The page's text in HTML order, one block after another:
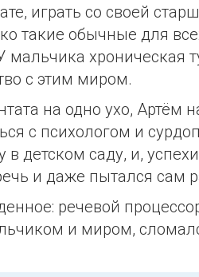
играть со своей
такие обычные для
хроническая
с этим миром.
на одно ухо, Артём
с психологом и
в детском саду, и,
и даже пытался сам
речевой
и миром,